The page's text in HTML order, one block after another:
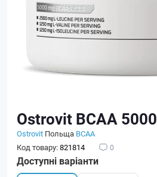
Ostrovit BCAA 5000
Ostrovit Польща BCAA
Код товару:821814 0
Доступні варіанти